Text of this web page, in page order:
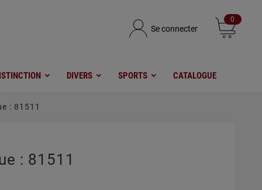
Se connecter
0
DIVERS SPORTS CATALOGUE
: 81511
: 81511